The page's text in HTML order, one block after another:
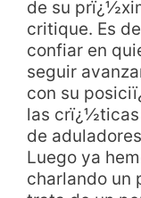
de su
critique. Es
confiar en
seguir
con su
las
de
Luego ya
charlando un